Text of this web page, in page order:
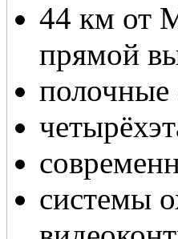
44 км от
прямой
полочные
системы